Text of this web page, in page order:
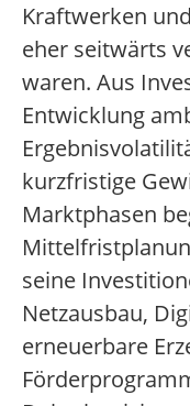
Kraftwerken
eher seitwärts
waren. Aus
Entwicklung
kurzfristige
Marktphasen
seine
Netzausbau,
erneuerbare